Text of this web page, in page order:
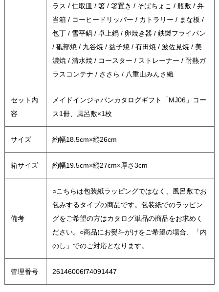
ラス / 仁取皿 / 箸 / 箸置き / そばちょこ / 瓶敷 / 弁
当箱 / コーヒードリッパー / カトラリー / まな板 /
包丁 / 雪平鍋 / 卓上鍋 / 卵焼き器 / 鉄製フライパン
/ 砥部焼 / 九谷焼 / 益子焼 / 有田焼 / 波佐見焼 / 美
濃焼 / 清水焼 / コースター / ストレーナー / 耐熱ガ
ラスコンテナ / ささら / 八重山みんさ織
セット内
容
メイドインジャパンカタログギフト「MJ06」コー
ス1冊、風呂敷×1枚
サイズ 約幅18.5cm×縦26cm
箱サイズ 約幅19.5cm×縦27cm×厚さ3cm
備考
○こちらは包装紙ラッピングではなく、風呂敷でお
包みするタイプの商品です。包装紙でのラッピン
グをご希望の方はカタログ単品の商品をお求めく
ださい。○商品にお熨斗がけをご希望の場合、「内
のし」でのご対応となります。
管理番号 26146006f74091447